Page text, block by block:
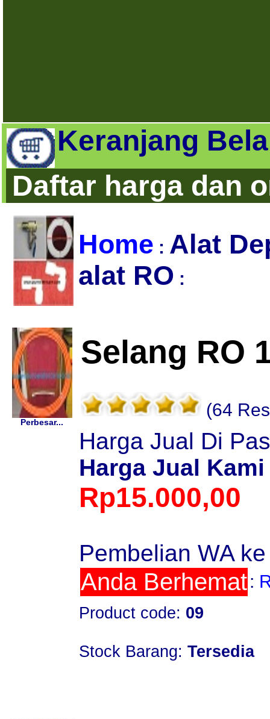
Keranjang
Daftar harga dan
Home : Alat
alat RO :
Perbesar...
Selang RO
(64
Harga Jual Di
Harga Jual
Rp15.000,00
Pembelian WA
Anda Berhemat:
Product code: 09
Stock Barang: Tersedia